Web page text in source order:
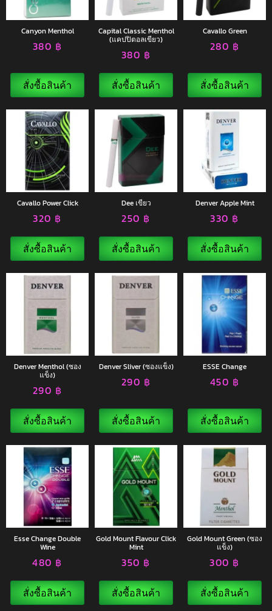
Canyon Menthol
380 ฿
สั่งซื้อสินค้า
Capital Classic Menthol
(แคปปิตอลเขียว)
380 ฿
สั่งซื้อสินค้า
Cavallo Green
280 ฿
สั่งซื้อสินค้า
Cavallo Power Click
320 ฿
สั่งซื้อสินค้า
Dee เขียว
250 ฿
สั่งซื้อสินค้า
Denver Apple Mint
330 ฿
สั่งซื้อสินค้า
Denver Menthol (ซอง
แข็ง)
290 ฿
สั่งซื้อสินค้า
Denver Sliver (ซองแข็ง)
290 ฿
สั่งซื้อสินค้า
ESSE Change
450 ฿
สั่งซื้อสินค้า
Esse Change Double
Wine
480 ฿
สั่งซื้อสินค้า
Gold Mount Flavour Click
Mint
350 ฿
สั่งซื้อสินค้า
Gold Mount Green (ซอง
แข็ง)
300 ฿
สั่งซื้อสินค้า